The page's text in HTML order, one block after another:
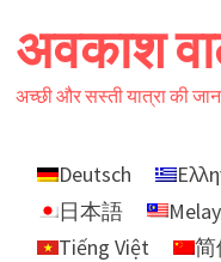
to
content
अवकाश
अच्छी और सस्ती यात्रा की
Deutsch
日本語
Tiếng Việt
简